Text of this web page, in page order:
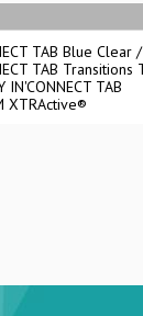
TAB Blue Clear /
TAB Transitions
IN'CONNECT TAB
XTRActive®